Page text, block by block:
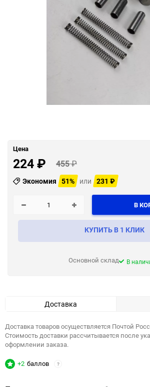
Цена
224₽ 455₽
Экономия 51% или 231 ₽
В
КУПИТЬ В 1 КЛИК
Основной склад В
Доставка
Доставка товаров осуществляется Почтой
Стоимость доставки рассчитывается после
оформлении заказа.
+2 баллов ?